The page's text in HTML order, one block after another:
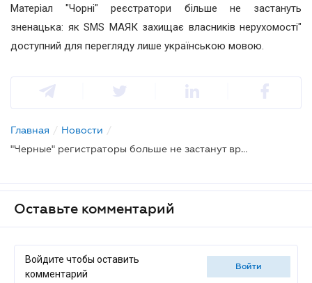
Матеріал "Чорні" реєстратори більше не застануть
зненацька: як SMS МАЯК захищає власників нерухомості"
доступний для перегляду лише українською мовою.
Главная / Новости /
"Черные" регистраторы больше не застанут врасплох: как SMS МАЯК защищает собственников недвижимости
Оставьте комментарий
Войдите чтобы оставить
комментарий
войти